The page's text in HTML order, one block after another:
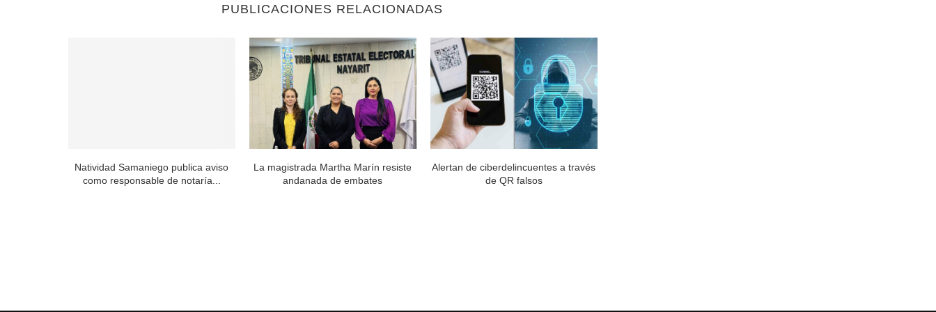
PUBLICACIONES RELACIONADAS
Natividad Samaniego publica aviso
como responsable de notaría...
La magistrada Martha Marín resiste
andanada de embates
Alertan de ciberdelincuentes a través
de QR falsos